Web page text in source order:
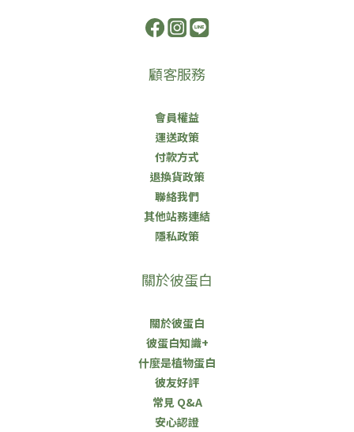
顧客服務
會員權益
運送政策
付款方式
退換貨政策
聯絡我們
其他站務連結
隱私政策
關於彼蛋白
關於彼蛋白
彼蛋白知識+
什麼是植物蛋白
彼友好評
常見 Q&A
安心認證